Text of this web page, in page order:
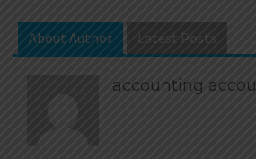
About Author Latest Posts
accounting